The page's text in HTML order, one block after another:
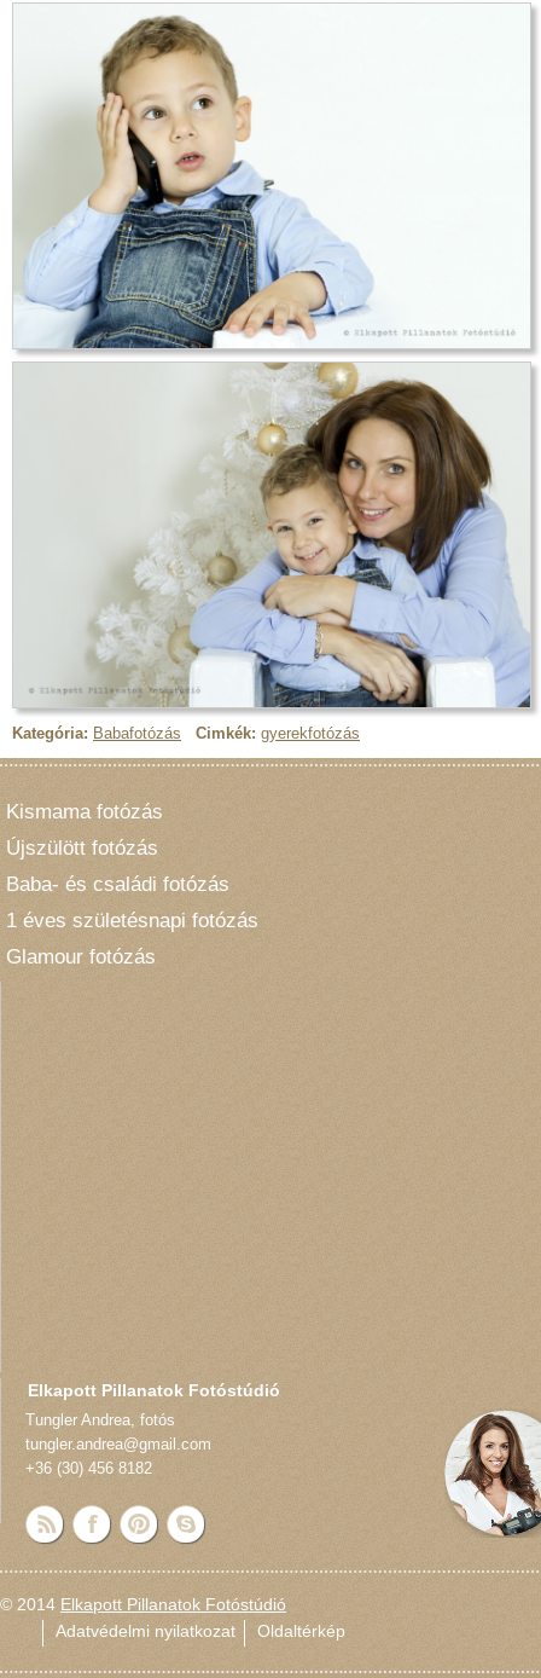
Kategória: Babafotózás Cimkék: gyerekfotózás
Kismama fotózás
Újszülött fotózás
Baba- és családi fotózás
1 éves születésnapi fotózás
Glamour fotózás
Elkapott Pillanatok Fotóstúdió
Tungler Andrea, fotós
tungler.andrea@gmail.com
+36 (30) 456 8182
© 2014 Elkapott Pillanatok Fotóstúdió
Adatvédelmi nyilatkozat
Oldaltérkép